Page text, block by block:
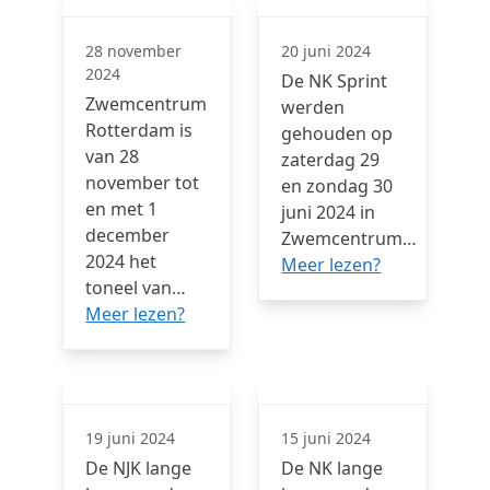
28 november
2024
Zwemcentrum
Rotterdam is
van 28
november tot
en met 1
december
2024 het
toneel van…
Meer lezen?
20 juni 2024
De NK Sprint
werden
gehouden op
zaterdag 29
en zondag 30
juni 2024 in
Zwemcentrum…
Meer lezen?
19 juni 2024
De NJK lange
15 juni 2024
De NK lange